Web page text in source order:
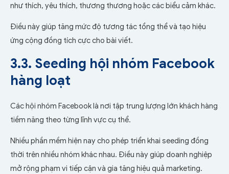
như thích, yêu thích, thương thương hoặc các biểu cảm khác.
Điều này giúp tăng mức độ tương tác tổng thể và tạo hiệu
ứng cộng đồng tích cực cho bài viết.
3.3. Seeding hội nhóm Facebook
hàng loạt
Các hội nhóm Facebook là nơi tập trung lượng lớn khách hàng
tiềm năng theo từng lĩnh vực cụ thể.
Nhiều phần mềm hiện nay cho phép triển khai seeding đồng
thời trên nhiều nhóm khác nhau. Điều này giúp doanh nghiệp
mở rộng phạm vi tiếp cận và gia tăng hiệu quả marketing.